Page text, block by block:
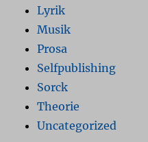
Lyrik
Musik
Prosa
Selfpublishing
Sorck
Theorie
Uncategorized